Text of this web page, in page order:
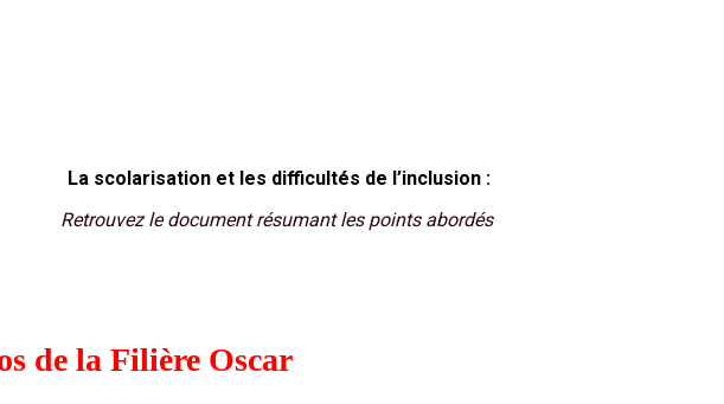
La scolarisation et les difficultés de l’inclusion :
Retrouvez le document résumant les points abordés
de la Filière Oscar